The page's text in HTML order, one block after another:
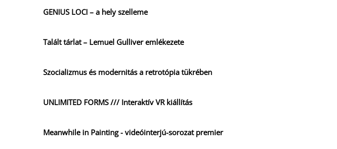
GENIUS LOCI – a hely szelleme
Talált tárlat – Lemuel Gulliver emlékezete
Szocializmus és modernitás a retrotópia tükrében
UNLIMITED FORMS /// Interaktív VR kiállítás
Meanwhile in Painting - videóinterjú-sorozat premier